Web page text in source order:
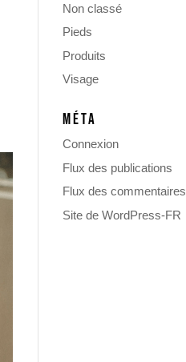
Non classé
Pieds
Produits
Visage
MÉTA
Connexion
Flux des publications
Flux des commentaires
Site de WordPress-FR